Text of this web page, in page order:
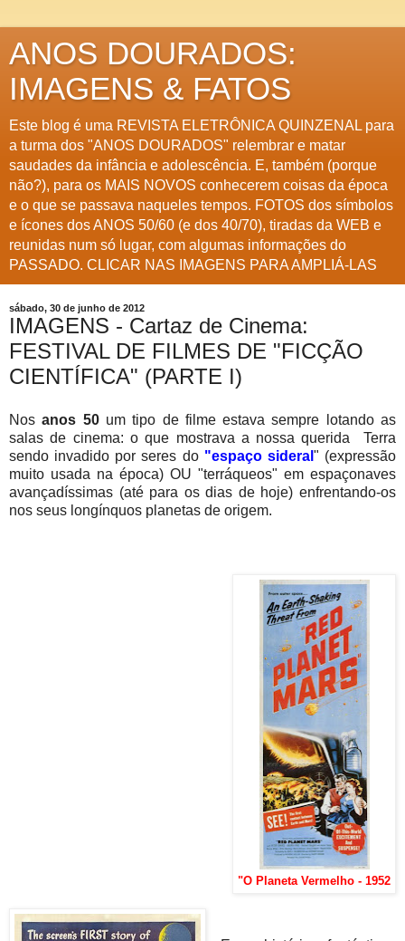
ANOS DOURADOS:
IMAGENS & FATOS
Este blog é uma REVISTA ELETRÔNICA QUINZENAL para
a turma dos "ANOS DOURADOS" relembrar e matar
saudades da infância e adolescência. E, também (porque
não?), para os MAIS NOVOS conhecerem coisas da época
e o que se passava naqueles tempos. FOTOS dos símbolos
e ícones dos ANOS 50/60 (e dos 40/70), tiradas da WEB e
reunidas num só lugar, com algumas informações do
PASSADO. CLICAR NAS IMAGENS PARA AMPLIÁ-LAS
sábado, 30 de junho de 2012
IMAGENS - Cartaz de Cinema:
FESTIVAL DE FILMES DE "FICÇÃO
CIENTÍFICA" (PARTE I)
Nosanos 50um tipo de filme estava sempre lotando as
salas de cinema: o que mostrava a nossa querida Terra
sendo invadido por seres do "espaço sideral " (expressão
muito usada na época) OU "terráqueos" em espaçonaves
avançadíssimas (até para os dias de hoje) enfrentando-os
nos seus longínquos planetas de origem.
"O Planeta Vermelho - 1952